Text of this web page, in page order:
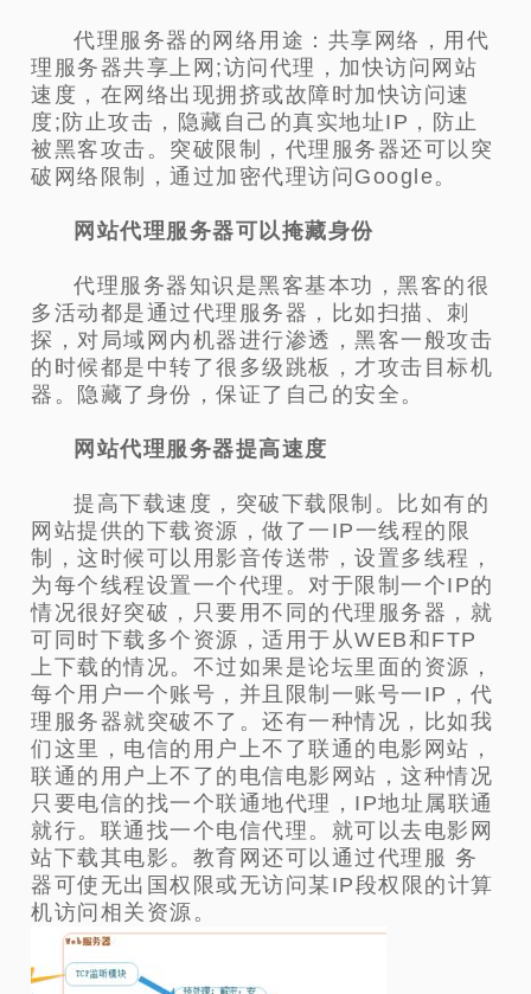
代理服务器的网络用途：共享网络，用代
理服务器共享上网;访问代理，加快访问网站
速度，在网络出现拥挤或故障时加快访问速
度;防止攻击，隐藏自己的真实地址IP，防止
被黑客攻击。突破限制，代理服务器还可以突
破网络限制，通过加密代理访问Google。
网站代理服务器可以掩藏身份
代理服务器知识是黑客基本功，黑客的很
多活动都是通过代理服务器，比如扫描、刺
探，对局域网内机器进行渗透，黑客一般攻击
的时候都是中转了很多级跳板，才攻击目标机
器。隐藏了身份，保证了自己的安全。
网站代理服务器提高速度
提高下载速度，突破下载限制。比如有的
网站提供的下载资源，做了一IP一线程的限
制，这时候可以用影音传送带，设置多线程，
为每个线程设置一个代理。对于限制一个IP的
情况很好突破，只要用不同的代理服务器，就
可同时下载多个资源，适用于从WEB和FTP
上下载的情况。不过如果是论坛里面的资源，
每个用户一个账号，并且限制一账号一IP，代
理服务器就突破不了。还有一种情况，比如我
们这里，电信的用户上不了联通的电影网站，
联通的用户上不了的电信电影网站，这种情况
只要电信的找一个联通地代理，IP地址属联通
就行。联通找一个电信代理。就可以去电影网
站下载其电影。教育网还可以通过代理服 务
器可使无出国权限或无访问某IP段权限的计算
机访问相关资源。